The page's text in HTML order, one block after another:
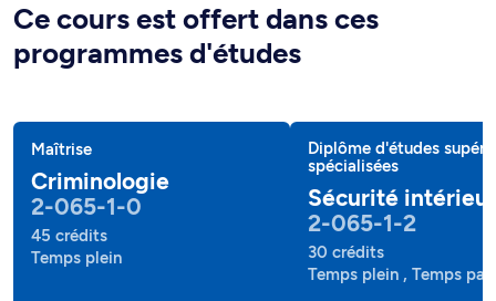
Ce cours est offert dans ces
programmes d'études
Maîtrise
Criminologie
2-065-1-0
45 crédits
Temps plein
Diplôme d'études
spécialisées
Sécurité
2-065-1-2
30 crédits
Temps plein , Temps